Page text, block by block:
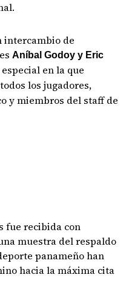
intercambio de
Aníbal Godoy y Eric
en la que
los jugadores,
y miembros del staff de
fue recibida con
muestra del respaldo
panameño han
hacia la máxima cita